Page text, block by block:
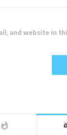
and website in
whatshot